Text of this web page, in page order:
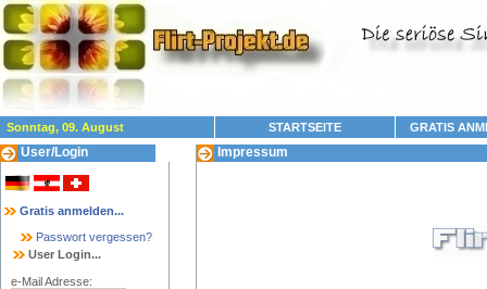
Sonntag, 09. August STARTSEITE GRATIS
User/Login
Gratis anmelden...
Passwort vergessen?
User Login...
e-Mail Adresse:
Impressum